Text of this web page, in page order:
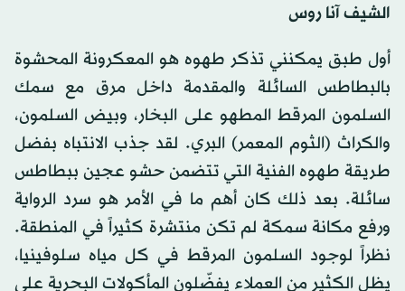
الشيف آنا روس
أول طبق يمكنني تذكر طهوه هو المعكرونة المحشوة
بالبطاطس السائلة والمقدمة داخل مرق مع سمك
السلمون المرقط المطهو على البخار، وبيض السلمون،
والكراث (الثوم المعمر) البري. لقد جذب الانتباه بفضل
طريقة طهوه الفنية التي تتضمن حشو عجين ببطاطس
سائلة. بعد ذلك كان أهم ما في الأمر هو سرد الرواية
ورفع مكانة سمكة لم تكن منتشرة كثيراً في المنطقة.
نظراً لوجود السلمون المرقط في كل مياه سلوفينيا،
يظل الكثير من العملاء يفضّلون المأكولات البحرية على